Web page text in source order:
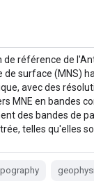
de référence de
de surface (MNS)
avec des
MNE en bandes
des bandes de
telles qu'elles